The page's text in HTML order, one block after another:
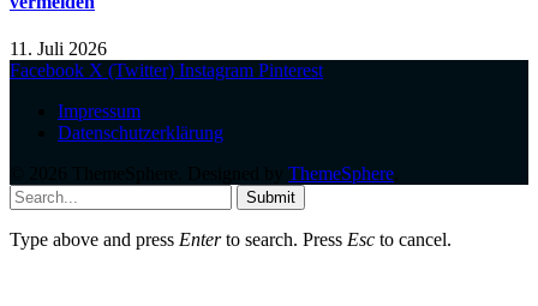
11. Juli 2026
Facebook X (Twitter) Instagram Pinterest
Impressum
Datenschutzerklärung
ThemeSphere
Submit
Type above and press Enterto search. Press Esc to cancel.